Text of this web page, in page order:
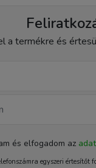
a termékre és
és elfogadom az
egyszeri